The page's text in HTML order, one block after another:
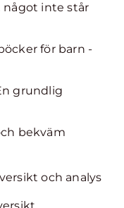
något inte står
för barn -
grundlig
bekväm
och analys